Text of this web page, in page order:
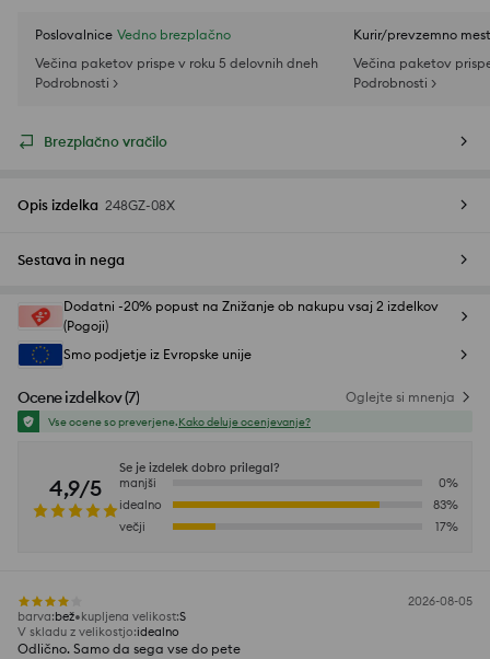
Poslovalnice Vedno brezplačno
Večina paketov prispe v roku 5 delovnih dneh
Podrobnosti >
Kurir/prevzemno
Večina paketov
Podrobnosti >
Brezplačno vračilo
Opis izdelka 248GZ-08X
Sestava in nega
Dodatni -20% popust na Znižanje ob nakupu vsaj 2 izdelkov
(Pogoji)
Smo podjetje iz Evropske unije
Ocene izdelkov(7) Oglejte si mnenja
Vse ocene so preverjene.Kako deluje ocenjevanje?
4,9/5
Se je izdelek dobro prilegal?
manjši
0%
idealno
83%
večji
17%
2026-08-05
barva:bež kupljena velikost:S
V skladu z velikostjo:idealno
Odlično. Samo da sega vse do pete